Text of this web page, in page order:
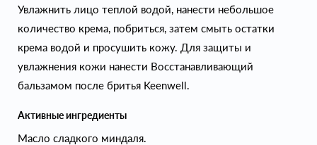
Увлажнить лицо теплой водой, нанести небольшое
количество крема, побриться, затем смыть остатки
крема водой и просушить кожу. Для защиты и
увлажнения кожи нанести Восстанавливающий
бальзамом после бритья Keenwell.
Активные ингредиенты
Масло сладкого миндаля.